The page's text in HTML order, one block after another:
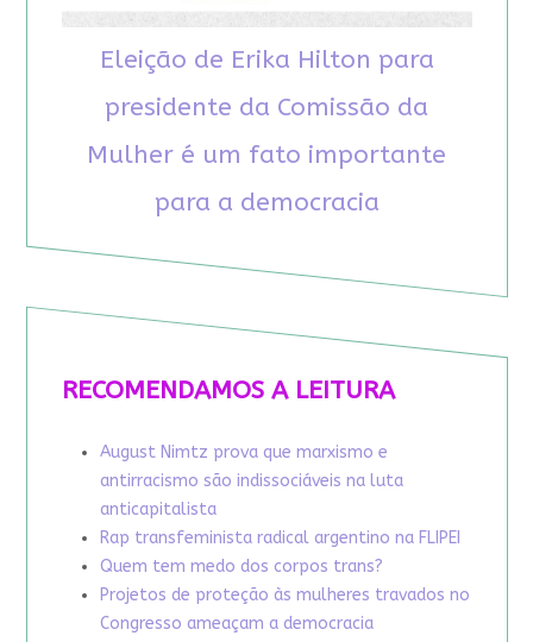
Eleição de Erika Hilton para
presidente da Comissão da
Mulher é um fato importante
para a democracia
RECOMENDAMOS A LEITURA
August Nimtz prova que marxismo e
antirracismo são indissociáveis na luta
anticapitalista
Rap transfeminista radical argentino na FLIPEI
Quem tem medo dos corpos trans?
Projetos de proteção às mulheres travados no
Congresso ameaçam a democracia